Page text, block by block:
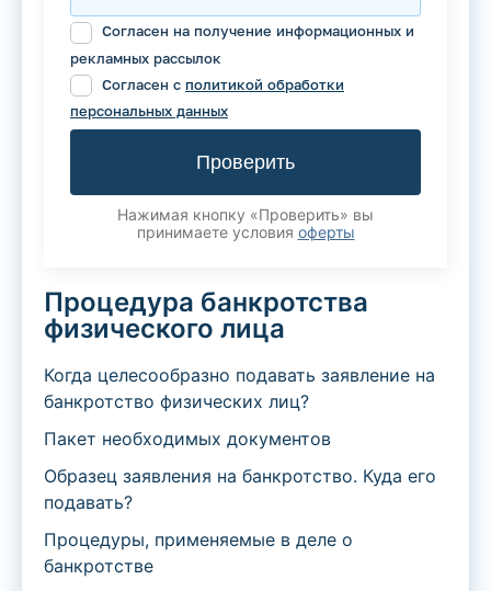
Согласен на получение информационных и
рекламных рассылок
Согласен с политикой обработки
персональных данных
Проверить
Нажимая кнопку «Проверить» вы
принимаете условия оферты
​Процедура банкротства
физического лица
Когда целесообразно подавать заявление на
банкротство физических лиц?
Пакет необходимых документов
Образец заявления на банкротство. Куда его
подавать?
Процедуры, применяемые в деле о
банкротстве